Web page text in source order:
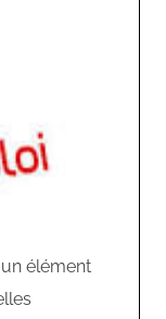
élément